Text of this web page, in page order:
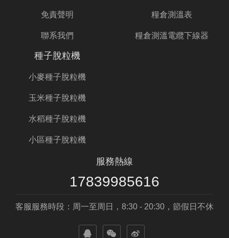
免責聲明
聯系我們
糧倉測溫表
糧倉測溫電纜下線器
種子脫粒機
小麥種子脫粒機
玉米種子脫粒機
水稻種子脫粒機
小區種子脫粒機
服務熱線
17839985616
客服服務時段：周一至周日，8:30 - 20:30，節假日不休